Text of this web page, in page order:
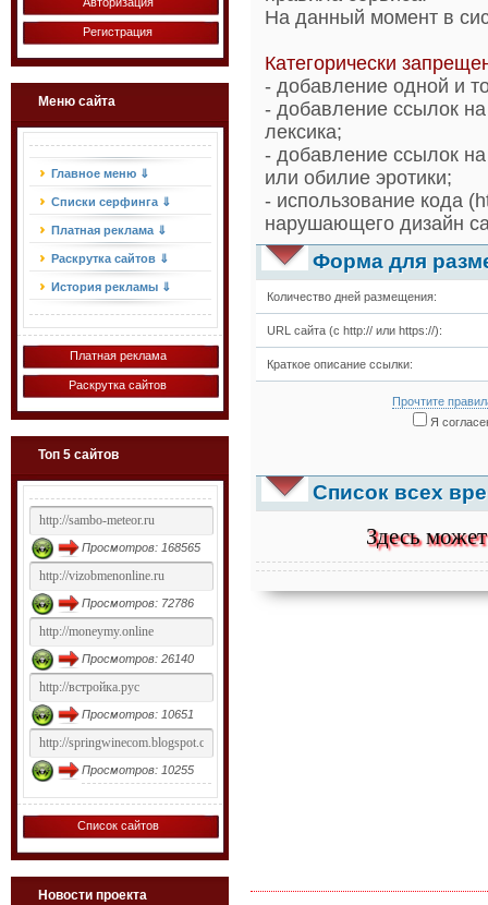
Регистрация
Меню сайта
Главное меню ⇓
Списки серфинга ⇓
Платная реклама ⇓
Раскрутка сайтов ⇓
История рекламы ⇓
Платная реклама
Раскрутка сайтов
Топ 5 сайтов
Просмотров: 168565
Просмотров: 72786
Просмотров: 26140
Просмотров: 10651
Просмотров: 10255
Список сайтов
Новости проекта
На данный момент в
Категорически
- добавление одной и
- добавление ссылок
лексика;
- добавление ссылок
или обилие эротики;
- использование кода
нарушающего дизайн
Форма для
Количество дней размещения:
URL сайта (с http:// или https://):
Краткое описание ссылки:
Прочтите
Я
Список всех
Здесь